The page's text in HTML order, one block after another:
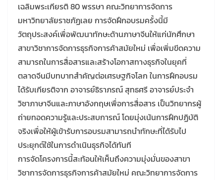
เฉลิมพระเกียรติ 80 พรรษา คณะวิทยาการจัดการ
มหาวิทยาลัยราชภัฏเลย การจัดฝึกอบรมครั้งนี้มี
วัตถุประสงค์เพื่อพัฒนาทักษะด้านภาษาจีนให้แก่นักศึกษา
สาขาวิชาการจัดการธุรกิจการค้าสมัยใหม่ เพื่อเพิ่มขีดความ
สามารถในการสื่อสารและสร้างโอกาสทางธุรกิจในยุคที่
ตลาดจีนมีบทบาทสำคัญต่อเศรษฐกิจโลก ในการฝึกอบรม
ได้รับเกียรติจาก อาจารย์ธิราภรณ์ สุทธศรี อาจารย์ประจำ
วิชาภาษาจีนและภาษาอังกฤษเพื่อการสื่อสาร เป็นวิทยากรผู้
ถ่ายทอดความรู้และประสบการณ์ โดยมุ่งเน้นการฝึกปฏิบัติ
จริงเพื่อให้ผู้เข้ารับการอบรมสามารถนำทักษะที่ได้รับไป
ประยุกต์ใช้ในการดำเนินธุรกิจได้ทันที
การจัดโครงการนี้สะท้อนให้เห็นถึงความมุ่งมั่นของสาขา
วิชาการจัดการธุรกิจการค้าสมัยใหม่ คณะวิทยาการจัดการ